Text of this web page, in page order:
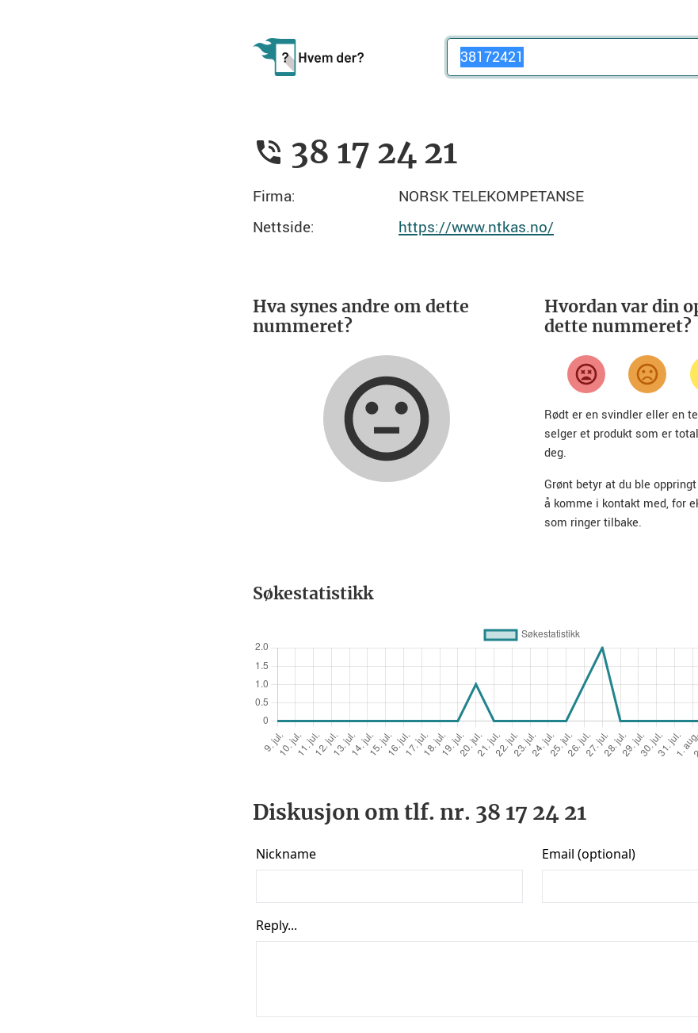
Telefonnummer
38 17 24 21
Firma:
NORSK TELEKOMPETANSE
Nettside:
https://www.ntkas.no/
Hva synes andre om dette
nummeret?
Hvordan var din
dette nummeret?
Rødt er en svindler eller en
selger et produkt som er
deg.
Grønt betyr at du ble
å komme i kontakt med, for
som ringer tilbake.
Søkestatistikk
Diskusjon om tlf. nr. 38 17 24 21